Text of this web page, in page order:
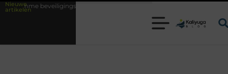
Nieuwe
artikelen met kennis uit de praktijk